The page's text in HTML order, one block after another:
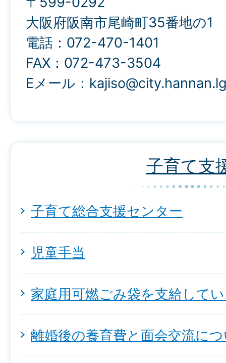
大阪府阪南市尾崎町35番地の1
電話：072-470-1401
FAX：072-473-3504
Eメール：
子育て支
子育て総合支援センター
児童手当
家庭用可燃ごみ袋を支給して
離婚後の養育費と面会交流に